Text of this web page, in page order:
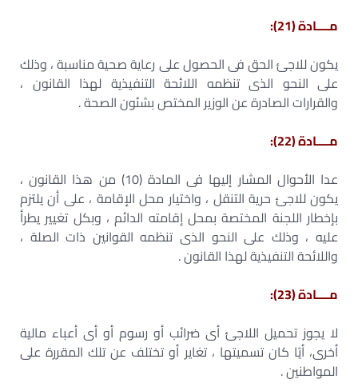
مــــادة (21):
يكون للاجئ الحق فى الحصول على رعاية صحية مناسبة ، وذلك
على النحو الذى تنظمه اللائحة التنفيذية لهذا القانون ،
والقرارات الصادرة عن الوزير المختص بشئون الصحة .
مــــادة (22):
عدا الأحوال المشار إليها فى المادة (10) من هذا القانون ،
يكون للاجئ حرية التنقل ، واختيار محل الإقامة ، على أن يلتزم
بإخطار اللجنة المختصة بمحل إقامته الدائم ، وبكل تغيير يطرأ
عليه ، وذلك على النحو الذى تنظمه القوانين ذات الصلة ،
واللائحة التنفيذية لهذا القانون .
مــــادة (23):
لا يجوز تحميل اللاجئ أى ضرائب أو رسوم أو أى أعباء مالية
أخرى، أيًا كان تسميتها ، تغاير أو تختلف عن تلك المقررة على
المواطنين .